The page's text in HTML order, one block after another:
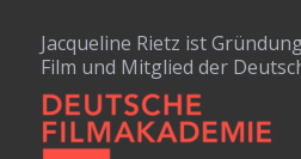
Jacqueline Rietz ist
Film und Mitglied der